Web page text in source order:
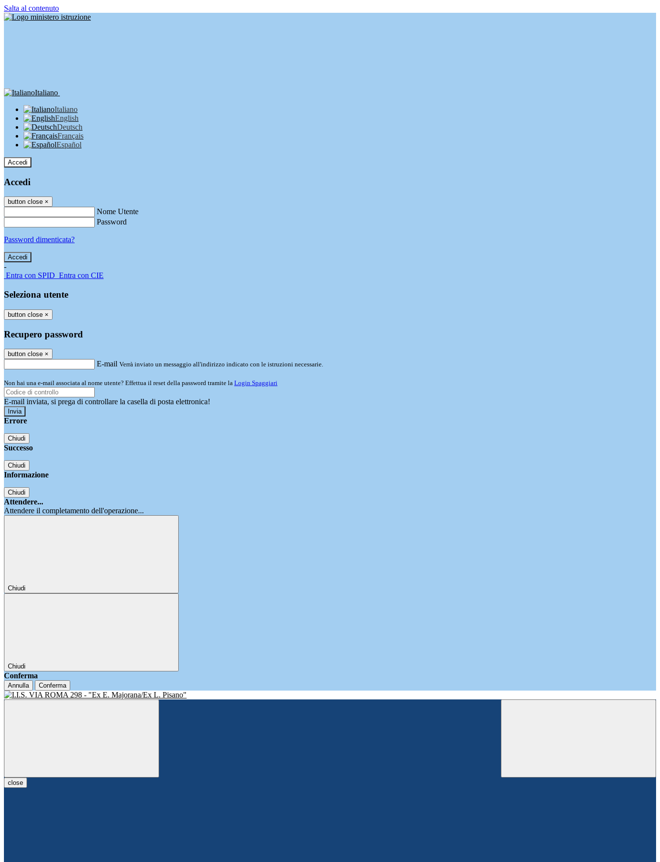
Salta al contenuto
Italiano
Italiano
English
Deutsch
Français
Español
Accedi
Accedi
button close ×
Nome Utente
Password
Password dimenticata?
-
Entra con SPID Entra con CIE
Seleziona utente
button close ×
Recupero password
button close ×
E-mail Verrà inviato un messaggio all'indirizzo indicato con le istruzioni necessarie.
Non hai una e-mail associata al nome utente? Effettua il reset della password tramite la Login Spaggiari
E-mail inviata, si prega di controllare la casella di posta elettronica!
Errore
Chiudi
Successo
Chiudi
Informazione
Chiudi
Attendere...
Attendere il completamento dell'operazione...
Chiudi
Chiudi
Conferma
Annulla Conferma
close